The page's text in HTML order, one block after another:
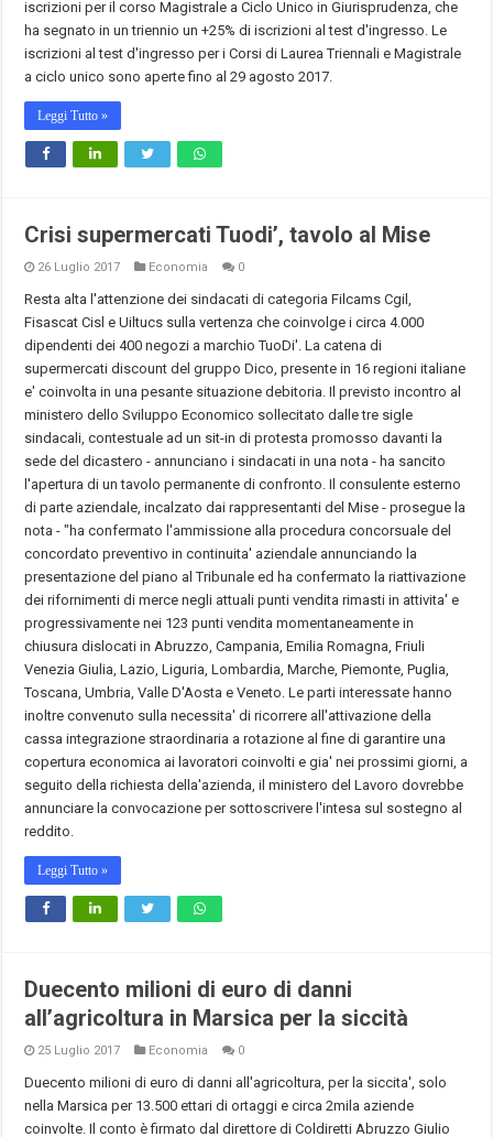
iscrizioni per il corso Magistrale a Ciclo Unico in Giurisprudenza, che
ha segnato in un triennio un +25% di iscrizioni al test d'ingresso. Le
iscrizioni al test d'ingresso per i Corsi di Laurea Triennali e Magistrale
a ciclo unico sono aperte fino al 29 agosto 2017.
Leggi Tutto »
Crisi supermercati Tuodi’, tavolo al Mise
26 Luglio 2017 Economia 0
Resta alta l'attenzione dei sindacati di categoria Filcams Cgil,
Fisascat Cisl e Uiltucs sulla vertenza che coinvolge i circa 4.000
dipendenti dei 400 negozi a marchio TuoDi'. La catena di
supermercati discount del gruppo Dico, presente in 16 regioni italiane
e' coinvolta in una pesante situazione debitoria. Il previsto incontro al
ministero dello Sviluppo Economico sollecitato dalle tre sigle
sindacali, contestuale ad un sit-in di protesta promosso davanti la
sede del dicastero - annunciano i sindacati in una nota - ha sancito
l'apertura di un tavolo permanente di confronto. Il consulente esterno
di parte aziendale, incalzato dai rappresentanti del Mise - prosegue la
nota - "ha confermato l'ammissione alla procedura concorsuale del
concordato preventivo in continuita' aziendale annunciando la
presentazione del piano al Tribunale ed ha confermato la riattivazione
dei rifornimenti di merce negli attuali punti vendita rimasti in attivita' e
progressivamente nei 123 punti vendita momentaneamente in
chiusura dislocati in Abruzzo, Campania, Emilia Romagna, Friuli
Venezia Giulia, Lazio, Liguria, Lombardia, Marche, Piemonte, Puglia,
Toscana, Umbria, Valle D'Aosta e Veneto. Le parti interessate hanno
inoltre convenuto sulla necessita' di ricorrere all'attivazione della
cassa integrazione straordinaria a rotazione al fine di garantire una
copertura economica ai lavoratori coinvolti e gia' nei prossimi giorni, a
seguito della richiesta della'azienda, il ministero del Lavoro dovrebbe
annunciare la convocazione per sottoscrivere l'intesa sul sostegno al
reddito.
Leggi Tutto »
Duecento milioni di euro di danni
all’agricoltura in Marsica per la siccità
25 Luglio 2017 Economia 0
Duecento milioni di euro di danni all'agricoltura, per la siccita', solo
nella Marsica per 13.500 ettari di ortaggi e circa 2mila aziende
coinvolte. Il conto è firmato dal direttore di Coldiretti Abruzzo Giulio